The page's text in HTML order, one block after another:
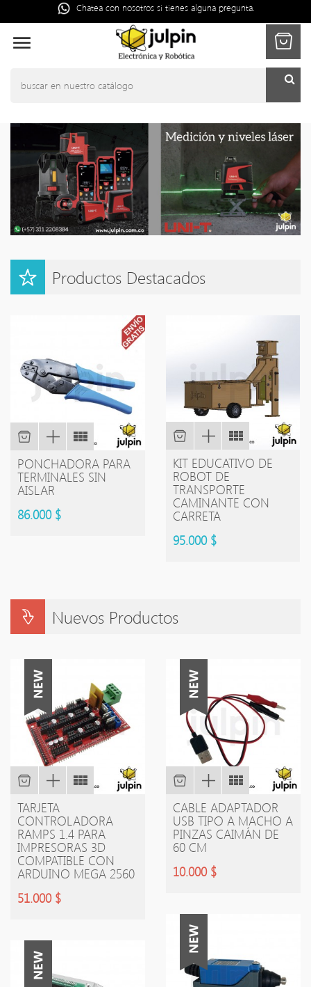
Chatea con nosotros si tienes alguna pregunta.

Productos Destacados
PONCHADORA PARA
TERMINALES SIN
AISLAR
86.000 $
KIT EDUCATIVO DE
ROBOT DE
TRANSPORTE
CAMINANTE CON
CARRETA
95.000 $
Nuevos Productos
TARJETA
CONTROLADORA
RAMPS 1.4 PARA
IMPRESORAS 3D
COMPATIBLE CON
ARDUINO MEGA 2560
51.000 $
CABLE ADAPTADOR
USB TIPO A MACHO A
PINZAS CAIMÁN DE
60 CM
10.000 $